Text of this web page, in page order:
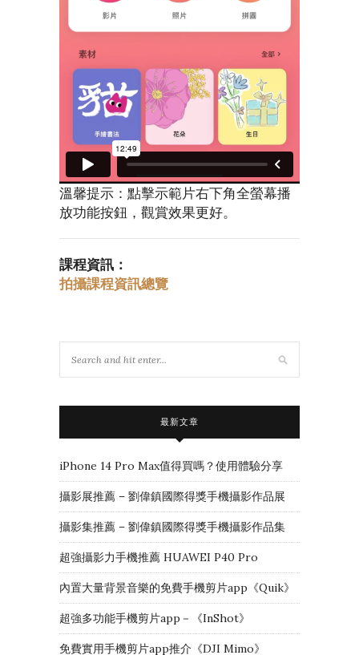
溫馨提示：點擊示範片右下角全螢幕播
放功能按鈕，觀賞效果更好。
課程資訊：
拍攝課程資訊總覽
最新文章
iPhone 14 Pro Max值得買嗎？使用體驗分享
攝影展推薦 – 劉偉鎮國際得獎手機攝影作品展
攝影集推薦 – 劉偉鎮國際得獎手機攝影作品集
超強攝影力手機推薦 HUAWEI P40 Pro
內置大量背景音樂的免費手機剪片app《Quik》
超強多功能手機剪片app－《InShot》
免費實用手機剪片app推介《DJI Mimo》